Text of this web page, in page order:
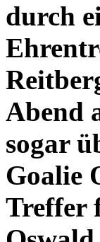
durch
Abend
sogar
Goalie
Treffer